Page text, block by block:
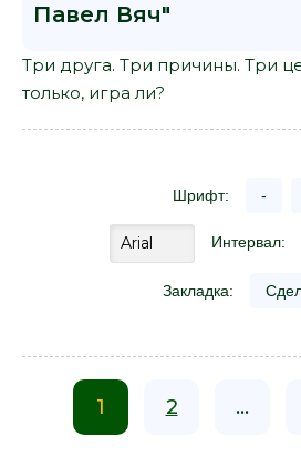
Павел Вяч"
Три друга. Три причины. Три
только, игра ли?
Шрифт: -
Интервал:
Закладка:
1 2 ...